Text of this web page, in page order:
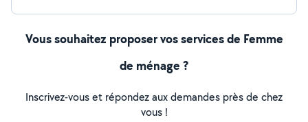
Vous souhaitez proposer vos services de Femme
de ménage ?
Inscrivez-vous et répondez aux demandes près de chez
vous !